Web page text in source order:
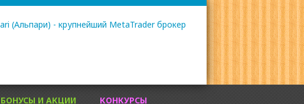
БОНУСЫ И АКЦИИ
КОНКУРСЫ